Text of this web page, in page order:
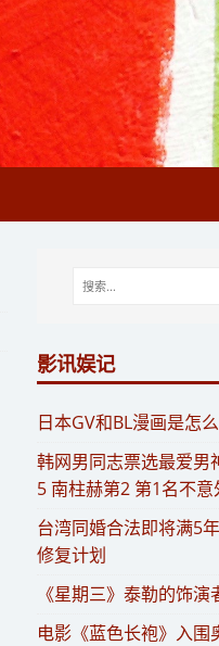
影讯娱记
日本GV和BL漫画是怎
韩网男同志票选最爱男
5 南柱赫第2 第1名不
台湾同婚合法即将满5
修复计划
《星期三》泰勒的饰
电影《蓝色长袍》入